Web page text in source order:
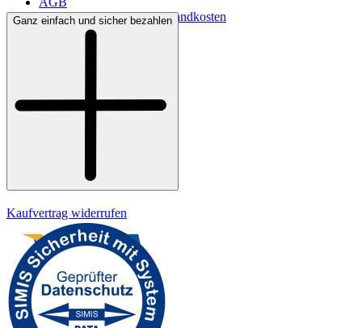
Lieferbedingungen & Versandkosten
Bezahlung
Ganz einfach und sicher bezahlen
Kaufvertrag widerrufen